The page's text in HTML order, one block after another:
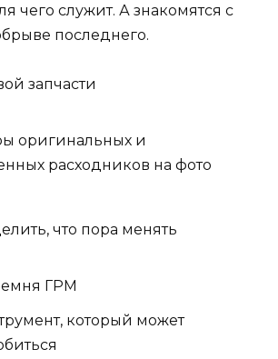
чего служит. А знакомятся с
последнего.
запчасти
оригинальных и
расходников на фото
что пора менять
ГРМ
который может